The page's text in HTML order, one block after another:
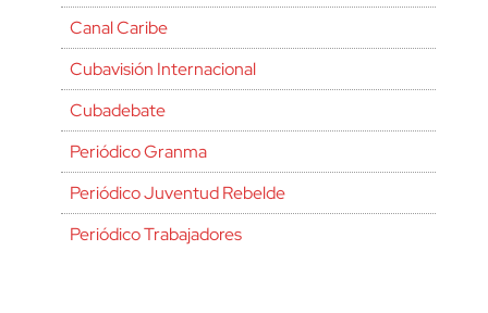
Canal Caribe
Cubavisión Internacional
Cubadebate
Periódico Granma
Periódico Juventud Rebelde
Periódico Trabajadores